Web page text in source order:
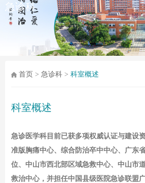
急诊科
首页 >急诊科 >科室概述
科室概述
急诊医学科目前已获多项权威认证与建设
准版胸痛中心、综合防治卒中中心、广东
位、中山市西北部区域急救中心、中山市
救治中心，并担任中国县级医院急诊联盟